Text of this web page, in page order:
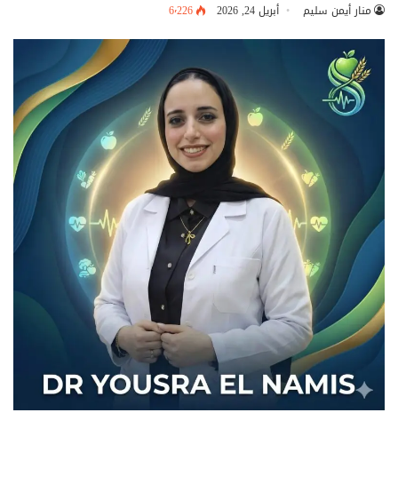
منار أيمن سليم أبريل 24, 2026 6٬226